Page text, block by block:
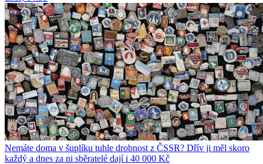
Nemáte doma v šuplíku tuhle drobnost z ČSSR? Dřív ji měl skoro
každý a dnes za ni sběratelé dají i 40 000 Kč